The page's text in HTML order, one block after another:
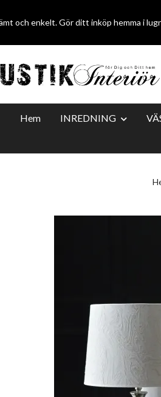
och enkelt. Gör ditt inköp hemma i
Hem INREDNING